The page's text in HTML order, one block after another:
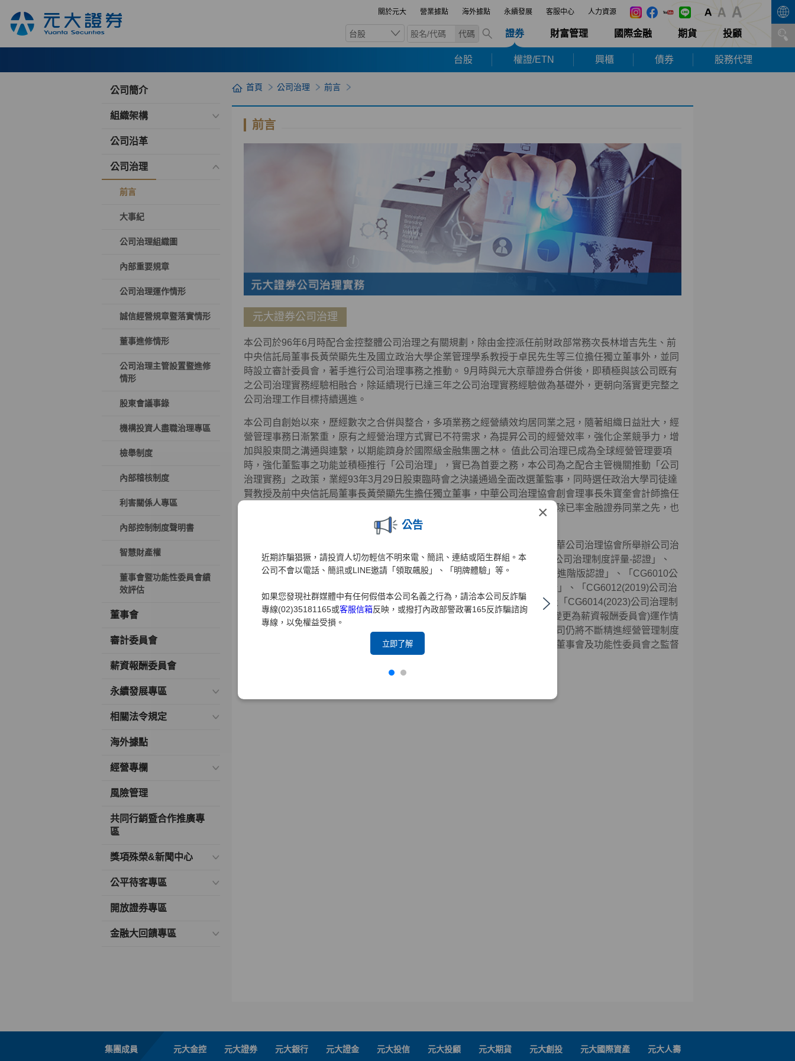
關於元大 營業據點 海外據點 永續發展 客服中心 人力資源
台股 代碼 證券 財富管理 國際金融 期貨 投顧
台股 權證/ETN 興櫃 債券 股務代理
×
公告
近期詐騙猖獗，請投資人切勿輕信不明來電、簡訊、連結或陌生群組。本
公司不會以電話、簡訊或LINE邀請「領取飆股」、「明牌體驗」等。
如果您發現社群媒體中有任何假借本公司名義之行為，請洽本公司反詐騙
專線(02)35181165或客服信箱反映，或撥打內政部警政署165反詐騙諮詢
專線，以免權益受損。
立即了解
公司簡介
組織架構
公司沿革
公司治理
前言
大事紀
公司治理組織圖
內部重要規章
公司治理運作情形
誠信經營規章暨落實情形
董事進修情形
公司治理主管設置暨進修
情形
股東會議事錄
機構投資人盡職治理專區
檢舉制度
內部稽核制度
利害關係人專區
內部控制制度聲明書
智慧財產權
董事會暨功能性委員會績
效評估
董事會
審計委員會
薪資報酬委員會
永續發展專區
相關法令規定
海外據點
經營專欄
風險管理
共同行銷暨合作推廣專
區
獎項殊榮&新聞中心
公平待客專區
開放證券專區
金融大回饋專區
首頁 公司治理 前言
前言
元大證券公司治理
本公司於96年6月時配合金控整體公司治理之有關規劃，除由金控派任前財政部常務次長林增吉先生、前
中央信託局董事長黃榮顯先生及國立政治大學企業管理學系教授于卓民先生等三位擔任獨立董事外，並同
時設立審計委員會，著手進行公司治理事務之推動。 9月時與元大京華證券合併後，即積極與該公司既有
之公司治理實務經驗相融合，除延續現行已達三年之公司治理實務經驗做為基礎外，更朝向落實更完整之
公司治理工作目標持續邁進。
本公司自創始以來，歷經數次之合併與整合，多項業務之經營績效均居同業之冠，隨著組織日益壯大，經
營管理事務日漸繁重，原有之經營治理方式實已不符需求，為提昇公司的經營效率，強化企業競爭力，增
加與股東間之溝通與連繫，以期能躋身於國際級金融集團之林。 值此公司治理已成為全球經營管理要項
時，強化董監事之功能並積極推行「公司治理」，實已為首要之務，本公司為之配合主管機關推動「公司
治理實務」之政策，業經93年3月29日股東臨時會之決議通過全面改選董監事，同時選任政治大學司徒達
賢教授及前中央信託局董事長黃榮顯先生擔任獨立董事，中華公司治理協會創會理事長朱寶奎會計師擔任
獨立監察人，並成立審計委員會，開始逐一落實公司治理之運作，此一作為除已率金融證券同業之先，也
為日後元大金控推展公司治理實務奠定難以撼動之基石。
在外部機構方面，近年來本公司與元大金控及元大銀行等，陸續共同參加中華公司治理協會所舉辦公司治
理制度評量，而且也得到該協會評量執行委員之肯定，分別通過「CG6003公司治理制度評量-認證」、
「CG6006公司治理制度評量-進階版認證」、「CG6008公司治理制度評量-進階版認證」、「CG6010公
司治理制度評量-優等認證」、「CG6011(2017)公司治理制度評量-優等認證」、「CG6012(2019)公司治
理制度評量-特優認證」、「CG6013(2021)公司治理制度評量-特優認證」及「 CG6014(2023)公司治理制
度評量-特優認證」。昭顯本公司董事會、審計委員會及薪酬委員會(後名稱變更為薪資報酬委員會)運作情
形良好，健全公司治理制度及強化管理機制方面經得起評量考驗。未來本公司仍將不斷精進經營管理制度
化及透明化，以保障投資人與利害關係人之權益，創造企業永續價值，發揮董事會及功能性委員會之監督
集團成員 元大金控 元大證券 元大銀行 元大證金 元大投信 元大投顧 元大期貨 元大創投 元大國際資產 元大人壽